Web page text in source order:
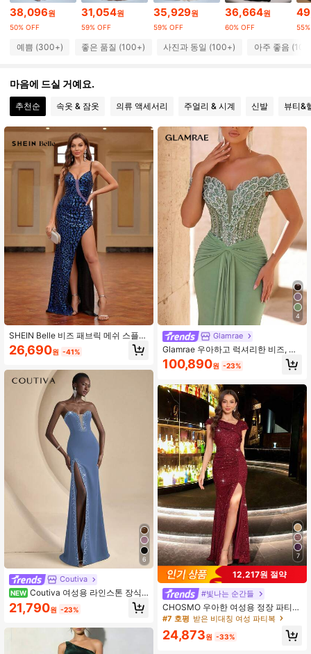
4.79 20K 팔로워
4.79 20K 팔로워
4.79 20K 팔로워
4.79 20K 팔로워
38,096원
50% OFF
31,054원
59% OFF
35,929원
59% OFF
36,664원
60% OFF
예쁨 (300+) 좋은 품질 (100+) 사진과 동일 (100+) 아주 좋음
마음에 드실 거예요.
추천순 속옷 & 잠옷 의류 액세서리 주얼리 & 시계 신발 뷰티&
SHEIN Belle 비즈 패브릭 메쉬 스플라
이스 하이 슬릿 인어 헴 이브닝 드레스
26,690원 -41%
6
Coutiva
NEW Coutiva 여성용 라인스톤 장식
사이드 슬릿 헴 스트랩리스 우아한 정
장 이브닝 드레스
21,790원 -23%
4
Glamrae
Glamrae 우아하고 럭셔리한 비즈, 스
팽글 & 자수 러치 오프숄더 머메이드
드레스, 결혼식, 파티, 휴가, 갈라, 공식
100,890원 -23%
7
12,217원 절약
#빛나는 순간들
CHOSMO 우아한 여성용 정장 파티
드레스, 크리스마스 드레스, 발렌타인
프롬 가운 캐주얼 웨딩
#7 호평 받은 비대칭 여성 파티복
24,873원 -33%